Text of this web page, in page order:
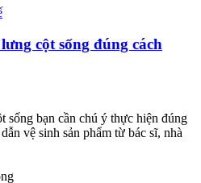
cột sống đúng cách
sống bạn cần chú ý thực hiện đúng
vệ sinh sản phẩm từ bác sĩ, nhà